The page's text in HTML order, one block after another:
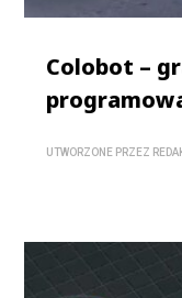
Colobot –
UTWORZONE PRZEZ